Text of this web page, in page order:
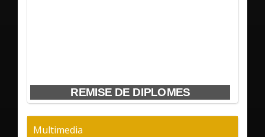
REMISE DE DIPLOMES
Multimedia